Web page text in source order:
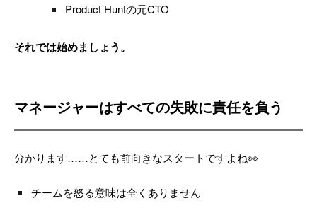
Product Huntの元CTO
それでは始めましょう。
マネージャーはすべての失敗に責任を負う
分かります……とても前向きなスタートですよね👀
チームを怒る意味は全くありません